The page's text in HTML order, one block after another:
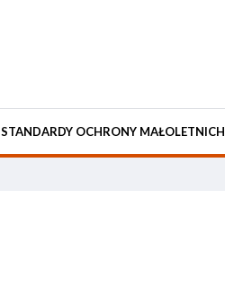
STANDARDY OCHRONY MAŁOLETNICH